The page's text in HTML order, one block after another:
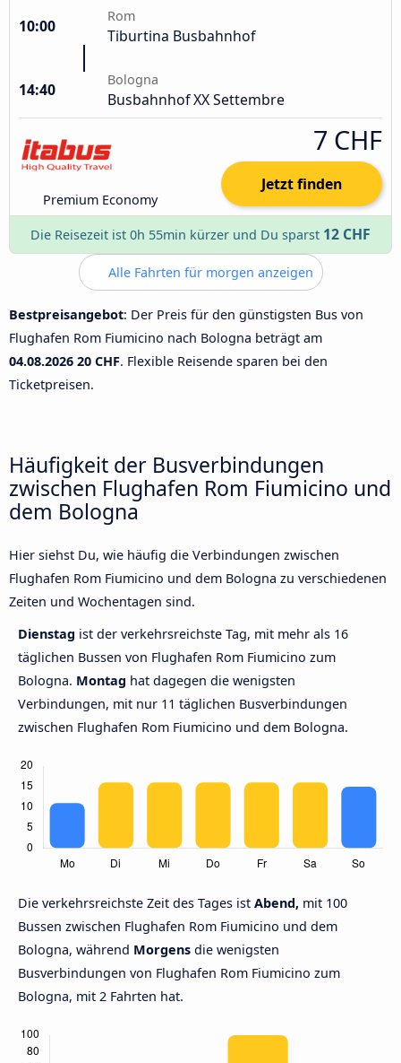
10:00
Rom
Tiburtina Busbahnhof
14:40
Bologna
Busbahnhof XX Settembre
Premium Economy
7 CHF
Jetzt finden
Die Reisezeit ist 0h 55min kürzer und Du sparst 12 CHF
Alle Fahrten für morgen anzeigen
Bestpreisangebot: Der Preis für den günstigsten Bus von
Flughafen Rom Fiumicino nach Bologna beträgt am
04.08.2026 20 CHF. Flexible Reisende sparen bei den
Ticketpreisen.
Häufigkeit der Busverbindungen
zwischen Flughafen Rom Fiumicino und
dem Bologna
Hier siehst Du, wie häufig die Verbindungen zwischen
Flughafen Rom Fiumicino und dem Bologna zu verschiedenen
Zeiten und Wochentagen sind.
Dienstag ist der verkehrsreichste Tag, mit mehr als 16
täglichen Bussen von Flughafen Rom Fiumicino zum
Bologna. Montag hat dagegen die wenigsten
Verbindungen, mit nur 11 täglichen Busverbindungen
zwischen Flughafen Rom Fiumicino und dem Bologna.
Die verkehrsreichste Zeit des Tages ist Abend, mit 100
Bussen zwischen Flughafen Rom Fiumicino und dem
Bologna, während Morgens die wenigsten
Busverbindungen von Flughafen Rom Fiumicino zum
Bologna, mit 2 Fahrten hat.